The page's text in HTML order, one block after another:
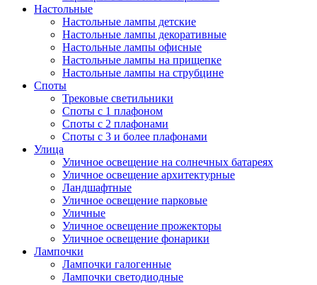
Настольные
Настольные лампы детские
Настольные лампы декоративные
Настольные лампы офисные
Настольные лампы на прищепке
Настольные лампы на струбцине
Споты
Трековые светильники
Споты с 1 плафоном
Споты с 2 плафонами
Споты с 3 и более плафонами
Улица
Уличное освещение на солнечных батареях
Уличное освещение архитектурные
Ландшафтные
Уличное освещение парковые
Уличные
Уличное освещение прожекторы
Уличное освещение фонарики
Лампочки
Лампочки галогенные
Лампочки светодиодные